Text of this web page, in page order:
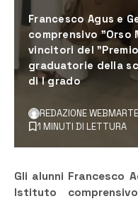
Francesco Agus e
comprensivo "Orso
vincitori del
graduatorie della
di I grado
REDAZIONE WEBMARTE
1 MINUTI DI LETTURA
Gli alunni Francesco
Istituto